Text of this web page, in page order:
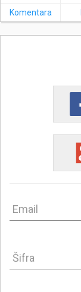
Komentara
Email
Šifra